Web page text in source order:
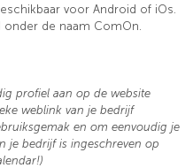
voor Android of iOs.
onder de naam ComOn.
profiel aan op de website
weblink van je bedrijf
en om eenvoudig je
je bedrijf is ingeschreven op